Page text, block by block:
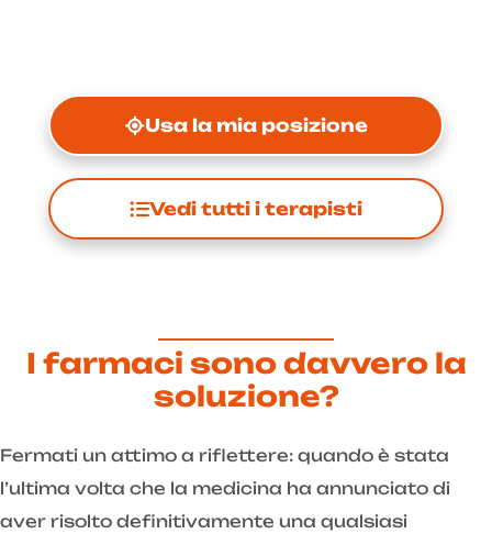
Usa la mia posizione
Vedi tutti i terapisti
I farmaci sono davvero la
soluzione?
Fermati un attimo a riflettere: quando è stata
l’ultima volta che la medicina ha annunciato di
aver risolto definitivamente una qualsiasi